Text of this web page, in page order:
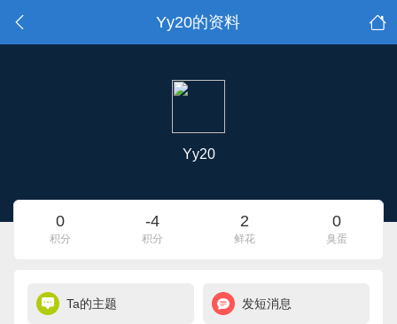
Yy20的资料
Yy20
0
积分
-4
积分
2
鲜花
0
臭蛋
Ta的主题 发短消息